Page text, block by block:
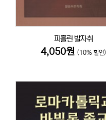
피흘린 발자취
4,050원 (10% 할인)